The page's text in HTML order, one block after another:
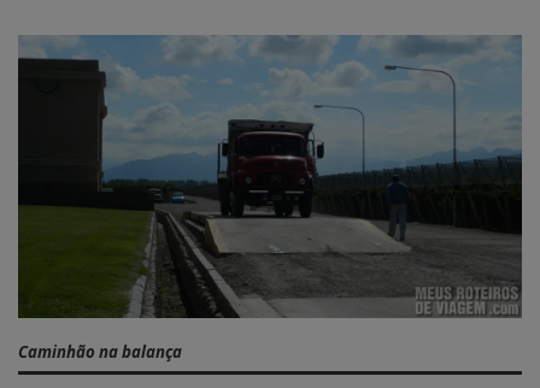
Caminhão na balança